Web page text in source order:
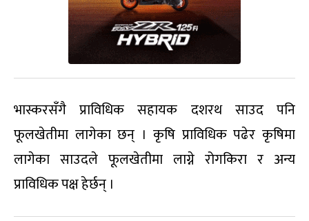
भास्करसँगै प्राविधिक सहायक दशरथ साउद पनि
फूलखेतीमा लागेका छन् । कृषि प्राविधिक पढेर कृषिमा
लागेका साउदले फूलखेतीमा लाग्ने रोगकिरा र अन्य
प्राविधिक पक्ष हेर्छन् ।